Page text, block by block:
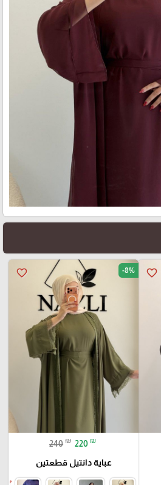
favorite_border
favorite_border -8%
240 ₪ 220 ₪
عباية دانتيل قطعتين